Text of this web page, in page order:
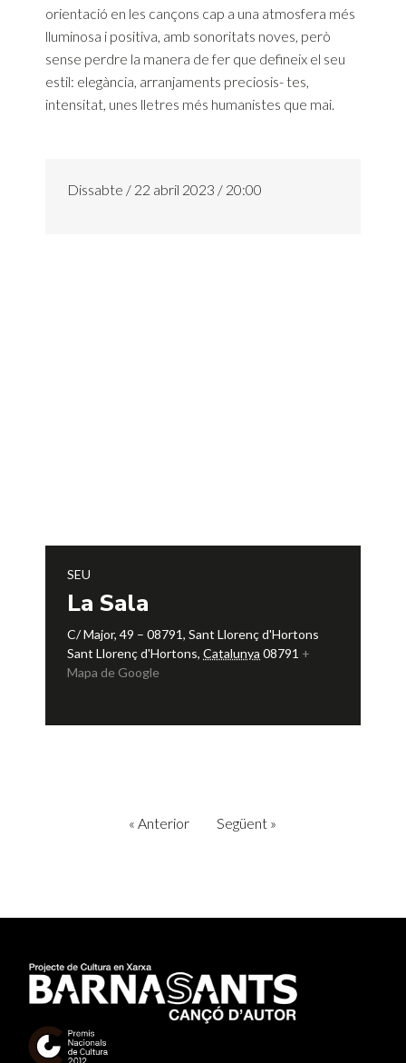
orientació en les cançons cap a una atmosfera més
lluminosa i positiva, amb sonoritats noves, però
sense perdre la manera de fer que defineix el seu
estil: elegància, arranjaments preciosis- tes,
intensitat, unes lletres més humanistes que mai.
Dissabte / 22 abril 2023 / 20:00
SEU
La Sala
C/ Major, 49 – 08791, Sant Llorenç d'Hortons
Sant Llorenç d'Hortons, Catalunya 08791 +
Mapa de Google
« Anterior Següent »